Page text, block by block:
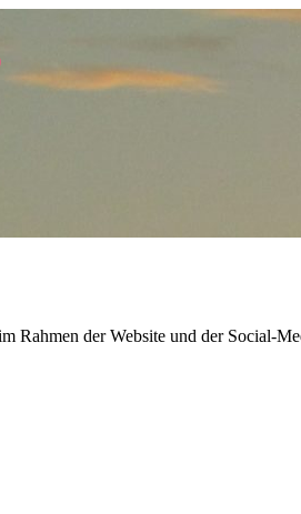
Rahmen der Website und der Social-